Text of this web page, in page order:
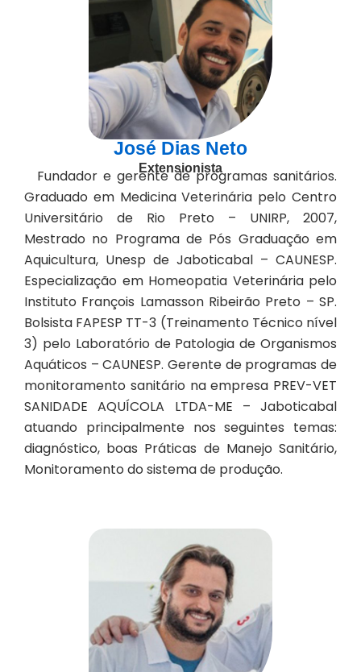
José Dias Neto
Extensionista
Fundador e gerente de programas sanitários.
Graduado em Medicina Veterinária pelo Centro
Universitário de Rio Preto – UNIRP, 2007,
Mestrado no Programa de Pós Graduação em
Aquicultura, Unesp de Jaboticabal – CAUNESP.
Especialização em Homeopatia Veterinária pelo
Instituto François Lamasson Ribeirão Preto – SP.
Bolsista FAPESP TT-3 (Treinamento Técnico nível
3) pelo Laboratório de Patologia de Organismos
Aquáticos – CAUNESP. Gerente de programas de
monitoramento sanitário na empresa PREV-VET
SANIDADE AQUÍCOLA LTDA-ME – Jaboticabal
atuando principalmente nos seguintes temas:
diagnóstico, boas Práticas de Manejo Sanitário,
Monitoramento do sistema de produção.